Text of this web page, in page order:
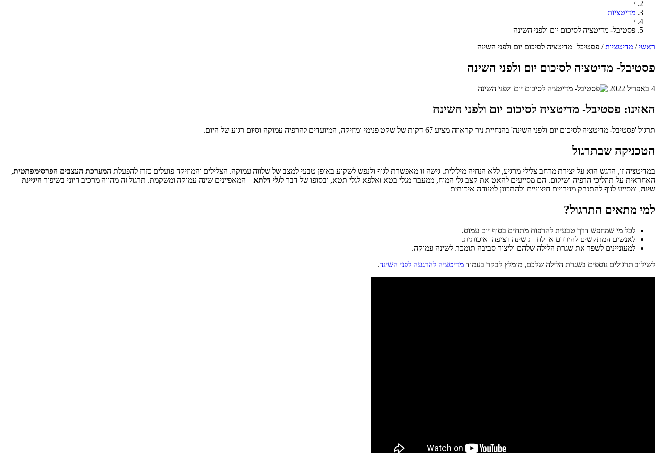
/
מדיטציות
/
פסטיבל- מדיטציה לסיכום יום ולפני השינה
ראשי / מדיטציות / פסטיבל- מדיטציה לסיכום יום ולפני השינה
פסטיבל- מדיטציה לסיכום יום ולפני השינה
4 באפריל 2022
האזינו: פסטיבל- מדיטציה לסיכום יום ולפני השינה
תרגול 'פסטיבל- מדיטציה לסיכום יום ולפני השינה' בהנחיית ניר קראוזה מציע 67 דקות של שקט פנימי ומוזיקה, המיועדים להרפיה עמוקה וסיום רגוע של היום.
הטכניקה שבתרגול
במדיטציה זו, הדגש הוא על יצירת מרחב צלילי מרגיע, ללא הנחיה מילולית. גישה זו מאפשרת לגוף ולנפש לשקוע באופן טבעי למצב של שלווה עמוקה. הצלילים והמוזיקה פועלים כזרז להפעלת המערכת העצבים הפרסימפתטית,
האחראית על תהליכי הרפיה ושיקום. הם מסייעים להאט את קצב גלי המוח, ממעבר מגלי בטא ואלפא לגלי תטא, ובסופו של דבר לגלי דלתא – המאפיינים שינה עמוקה ומשקמת. תרגול זה מהווה מרכיב חיוני בשיפור היגיינת
שינה, ומסייע לגוף להתנתק מגירויים חיצוניים ולהתכונן למנוחה איכותית.
למי מתאים התרגול?
לכל מי שמחפש דרך טבעית להרפות מתחים בסוף יום עמוס.
לאנשים המתקשים להירדם או לחוות שינה רציפה ואיכותית.
למעוניינים לשפר את שגרת הלילה שלהם וליצור סביבה תומכת לשינה עמוקה.
לשילוב תרגולים נוספים בשגרת הלילה שלכם, מומלץ לבקר בעמוד מדיטציה להרגעה לפני השינה.